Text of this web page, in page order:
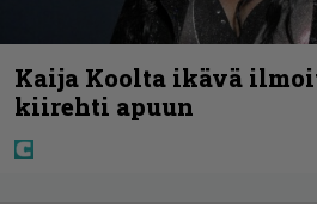
Kaija Koolta ikävä
kiirehti apuun